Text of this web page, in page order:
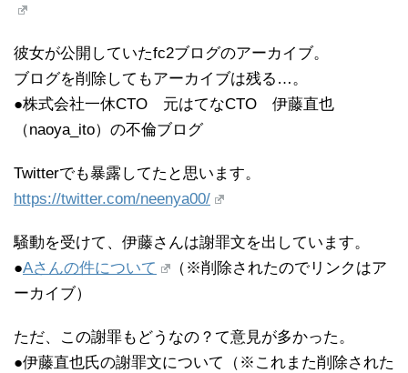
彼女が公開していたfc2ブログのアーカイブ。
ブログを削除してもアーカイブは残る…。
●株式会社一休CTO 元はてなCTO 伊藤直也
（naoya_ito）の不倫ブログ
Twitterでも暴露してたと思います。
https://twitter.com/neenya00/
騒動を受けて、伊藤さんは謝罪文を出しています。
●Aさんの件について
（※削除されたのでリンクはア
ーカイブ）
ただ、この謝罪もどうなの？て意見が多かった。
●伊藤直也氏の謝罪文について（※これまた削除された